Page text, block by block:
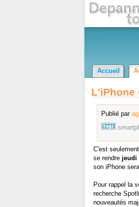
Accueil
L'iPhone
Publié par
C'est
se rendre jeudi
son iPhone
Pour rappel la
recherche
nouveautés